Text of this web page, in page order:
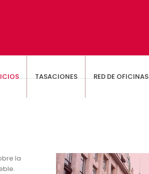
TASACIONES RED DE OFICINAS
la